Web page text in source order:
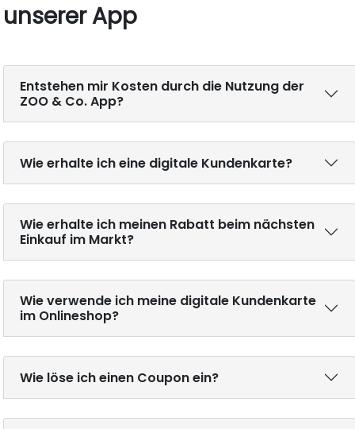
unserer App
Entstehen mir Kosten durch die Nutzung der
ZOO & Co. App?
Wie erhalte ich eine digitale Kundenkarte?
Wie erhalte ich meinen Rabatt beim nächsten
Einkauf im Markt?
Wie verwende ich meine digitale Kundenkarte
im Onlineshop?
Wie löse ich einen Coupon ein?